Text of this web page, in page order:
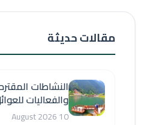
مقالات حديثة
النشاطات المقترحة
والفعاليات للعوائل
10 August 2026